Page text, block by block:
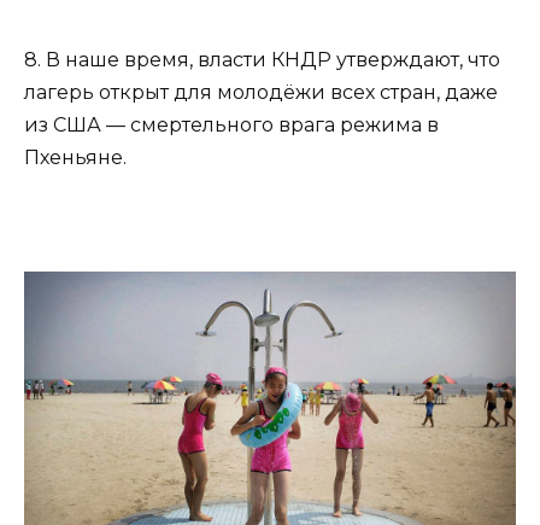
8. В наше время, власти КНДР утверждают, что
лагерь открыт для молодёжи всех стран, даже
из США — смертельного врага режима в
Пхеньяне.